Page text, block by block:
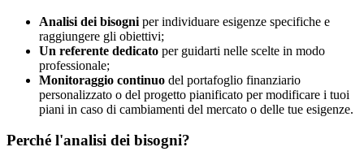
Analisi dei bisogni per individuare esigenze specifiche e
raggiungere gli obiettivi;
Un referente dedicato per guidarti nelle scelte in modo
professionale;
Monitoraggio continuo del portafoglio finanziario
personalizzato o del progetto pianificato per modificare i tuoi
piani in caso di cambiamenti del mercato o delle tue esigenze.
Perché l'analisi dei bisogni?